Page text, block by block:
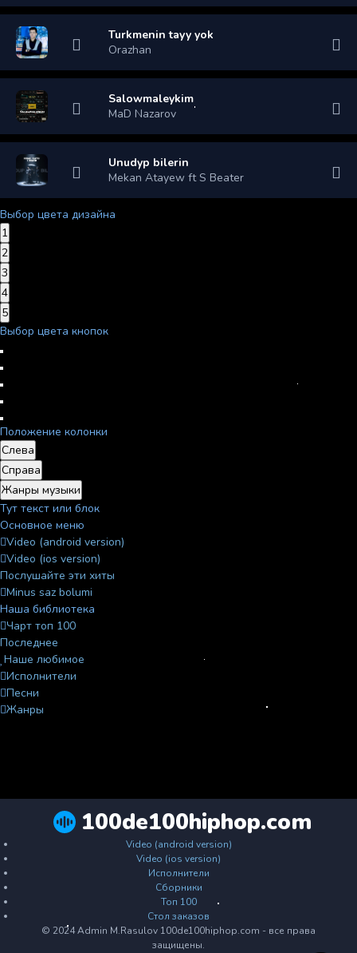
Turkmenin tayy yok
Orazhan
Salowmaleykim
MaD Nazarov
Unudyp bilerin
Mekan Atayew ft S Beater
Выбор цвета дизайна
1
2
3
4
5
Выбор цвета кнопок
Положение колонки
Слева
Справа
Жанры музыки
Тут текст или блок
Основное меню
Video (android version)
Video (ios version)
Послушайте эти хиты
Minus saz bolumi
Наша библиотека
Чарт топ 100
Последнее
Наше любимое
Исполнители
Песни
Жанры
100de100hiphop.com
Video (android version)
Video (ios version)
Исполнители
Сборники
Топ 100
Стол заказов
© 2024 Admin M.Rasulov 100de100hiphop.com - все права
защищены.